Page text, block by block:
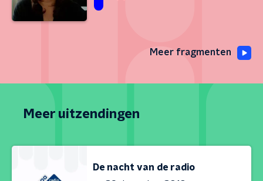
Meer fragmenten
Meer uitzendingen
De nacht van de radio